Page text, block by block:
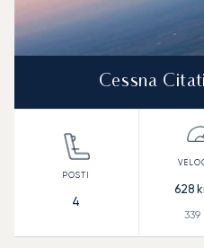
Cessna
4
628
339